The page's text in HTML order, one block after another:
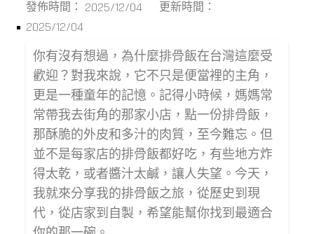
發佈時間： 2025/12/04 更新時間：
2025/12/04
你有沒有想過，為什麼排骨飯在台灣這麼受
歡迎？對我來說，它不只是便當裡的主角，
更是一種童年的記憶。記得小時候，媽媽常
常帶我去街角的那家小店，點一份排骨飯，
那酥脆的外皮和多汁的肉質，至今難忘。但
並不是每家店的排骨飯都好吃，有些地方炸
得太乾，或者醬汁太鹹，讓人失望。今天，
我就來分享我的排骨飯之旅，從歷史到現
代，從店家到自製，希望能幫你找到最適合